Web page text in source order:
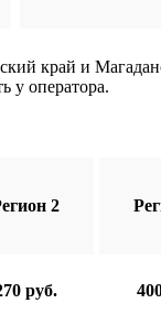
край и
у оператора.
2
руб.